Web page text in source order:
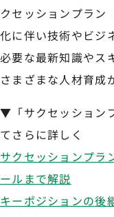
クセッションプラン
化に伴い技術やビジ
必要な最新知識やス
さまざまな人材育成
▼「サクセッション
てさらに詳しく
サクセッションプラ
ールまで解説
キーポジションの後